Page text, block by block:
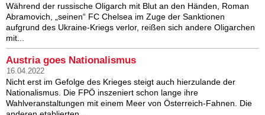
Während der russische Oligarch mit Blut an den Händen, Roman
Abramovich, „seinen“ FC Chelsea im Zuge der Sanktionen
aufgrund des Ukraine-Kriegs verlor, reißen sich andere Oligarchen
mit...
Austria goes Nationalismus
16.04.2022
Nicht erst im Gefolge des Krieges steigt auch hierzulande der
Nationalismus. Die FPÖ inszeniert schon lange ihre
Wahlveranstaltungen mit einem Meer von Österreich-Fahnen. Die